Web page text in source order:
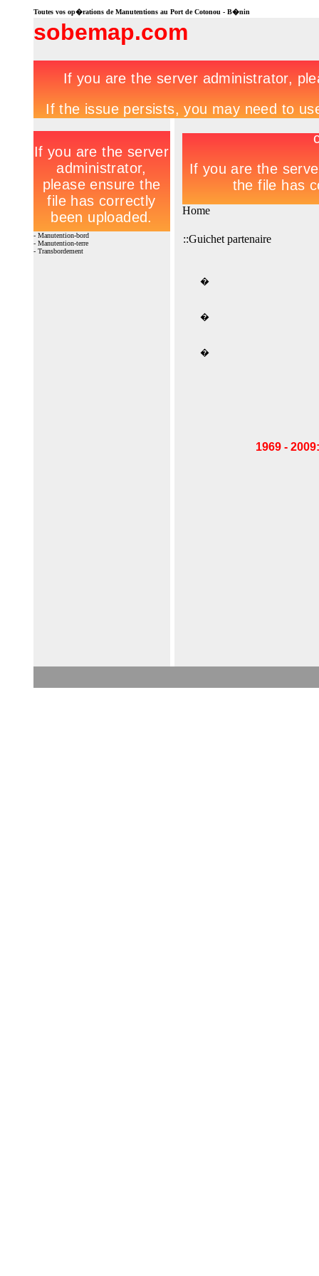
Toutes vos op�rations de Manutentions au Port de Cotonou - B�nin
sobemap.com
- Manutention-bord
- Manutention-terre
- Transbordement
Home
::Guichet partenaire
�
�
�
1969 -